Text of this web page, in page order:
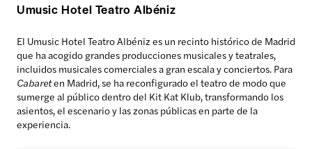
Umusic Hotel Teatro Albéniz
El Umusic Hotel Teatro Albéniz es un recinto histórico de Madrid
que ha acogido grandes producciones musicales y teatrales,
incluidos musicales comerciales a gran escala y conciertos. Para
Cabareten Madrid, se ha reconfigurado el teatro de modo que
sumerge al público dentro del Kit Kat Klub, transformando los
asientos, el escenario y las zonas públicas en parte de la
experiencia.